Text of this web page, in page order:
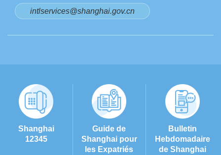
intlservices@shanghai.gov.cn
Shanghai
12345
Guide de
Shanghai pour
les Expatriés
Bulletin
Hebdomadaire
de Shanghai